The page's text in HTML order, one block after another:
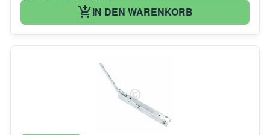
IN DEN WARENKORB